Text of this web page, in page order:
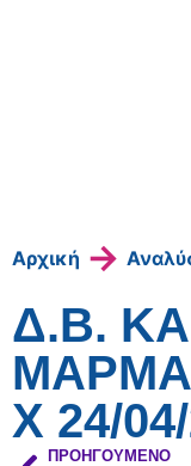
Αρχική →
Δ.Β.
Χ 24/
ΠΡΟΗΓΟΎΜΕΝΟ